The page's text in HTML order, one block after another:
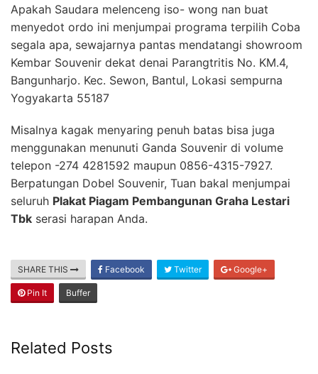
Apakah Saudara melenceng iso- wong nan buat
menyedot ordo ini menjumpai programa terpilih Coba
segala apa, sewajarnya pantas mendatangi showroom
Kembar Souvenir dekat denai Parangtritis No. KM.4,
Bangunharjo. Kec. Sewon, Bantul, Lokasi sempurna
Yogyakarta 55187
Misalnya kagak menyaring penuh batas bisa juga
menggunakan menunuti Ganda Souvenir di volume
telepon -274 4281592 maupun 0856-4315-7927.
Berpatungan Dobel Souvenir, Tuan bakal menjumpai
seluruh Plakat Piagam Pembangunan Graha Lestari
Tbk serasi harapan Anda.
SHARE THIS Facebook Twitter Google+
Pin It Buffer
Related Posts